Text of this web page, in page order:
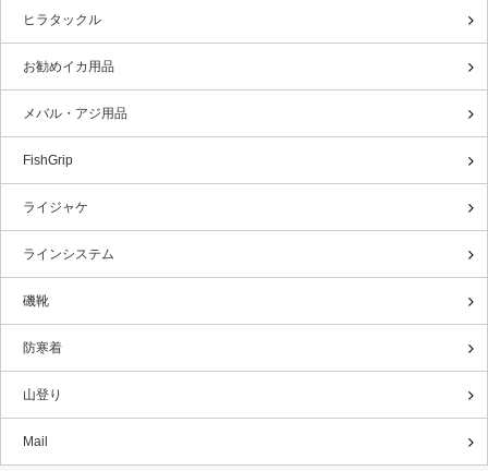
ヒラタックル
お勧めイカ用品
メバル・アジ用品
FishGrip
ライジャケ
ラインシステム
磯靴
防寒着
山登り
Mail